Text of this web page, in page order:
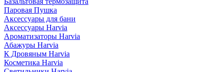
Паровая Пушка
Аксессуары для бани
Аксессуары Harvia
Ароматизаторы Harvia
Абажуры Harvia
К Дровяным Harvia
Косметика Harvia